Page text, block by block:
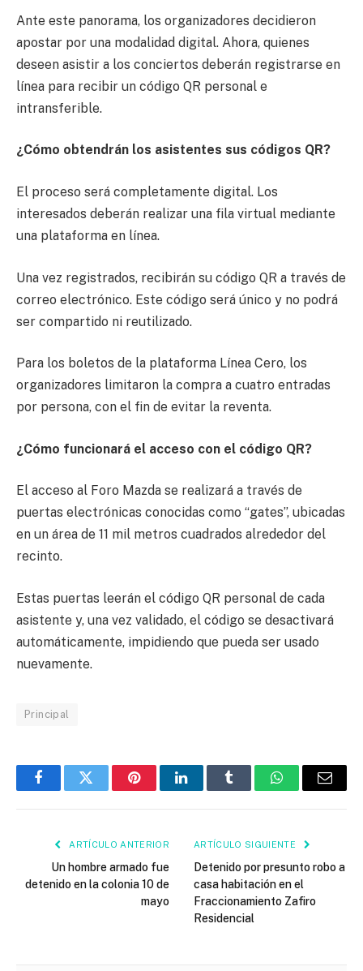
Ante este panorama, los organizadores decidieron
apostar por una modalidad digital. Ahora, quienes
deseen asistir a los conciertos deberán registrarse en
línea para recibir un código QR personal e
intransferible.
¿Cómo obtendrán los asistentes sus códigos QR?
El proceso será completamente digital. Los
interesados deberán realizar una fila virtual mediante
una plataforma en línea.
Una vez registrados, recibirán su código QR a través de
correo electrónico. Este código será único y no podrá
ser compartido ni reutilizado.
Para los boletos de la plataforma Línea Cero, los
organizadores limitaron la compra a cuatro entradas
por persona, con el fin de evitar la reventa.
¿Cómo funcionará el acceso con el código QR?
El acceso al Foro Mazda se realizará a través de
puertas electrónicas conocidas como “gates”, ubicadas
en un área de 11 mil metros cuadrados alrededor del
recinto.
Estas puertas leerán el código QR personal de cada
asistente y, una vez validado, el código se desactivará
automáticamente, impidiendo que pueda ser usado
nuevamente.
Principal
FacebookTwitter PinterestLinkedInTumblr WhatsAppEmail
ARTÍCULO ANTERIOR
Un hombre armado fue
detenido en la colonia 10 de
mayo
ARTÍCULO SIGUIENTE
Detenido por presunto robo a
casa habitación en el
Fraccionamiento Zafiro
Residencial